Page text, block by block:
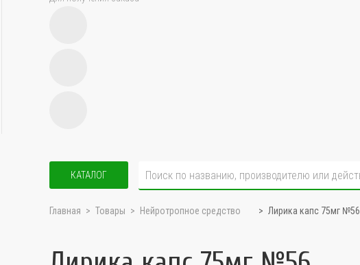
КАТАЛОГ
Главная Товары Нейротропное средство Лирика капс 75мг №56